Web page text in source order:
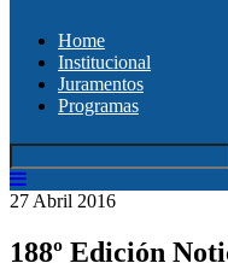
Home
Institucional
Juramentos
Programas
27 Abril 2016
188º Edición